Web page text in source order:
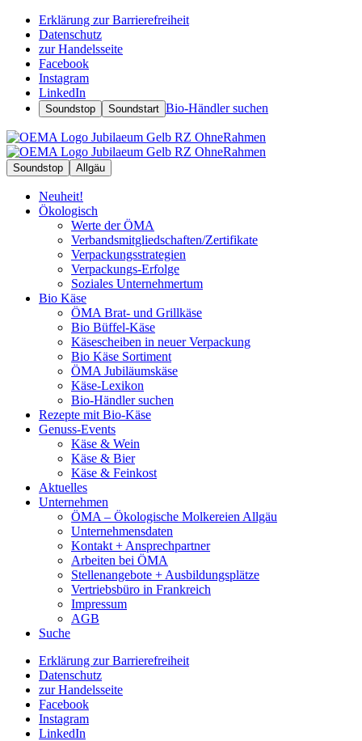
Erklärung zur Barrierefreiheit
Datenschutz
zur Handelsseite
Facebook
Instagram
LinkedIn
Soundstop Soundstart Bio-Händler suchen
Soundstop Allgäu
Neuheit!
Ökologisch
Werte der ÖMA
Verbandsmitgliedschaften/Zertifikate
Verpackungsstrategien
Verpackungs-Erfolge
Soziales Unternehmertum
Bio Käse
ÖMA Brat- und Grillkäse
Bio Büffel-Käse
Käsescheiben in neuer Verpackung
Bio Käse Sortiment
ÖMA Jubiläumskäse
Käse-Lexikon
Bio-Händler suchen
Rezepte mit Bio-Käse
Genuss-Events
Käse & Wein
Käse & Bier
Käse & Feinkost
Aktuelles
Unternehmen
ÖMA – Ökologische Molkereien Allgäu
Unternehmensdaten
Kontakt + Ansprechpartner
Arbeiten bei ÖMA
Stellenangebote + Ausbildungsplätze
Vertriebsbüro in Frankreich
Impressum
AGB
Suche
Erklärung zur Barrierefreiheit
Datenschutz
zur Handelsseite
Facebook
Instagram
LinkedIn